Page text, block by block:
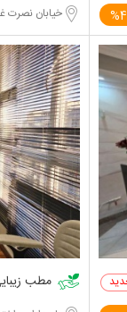
خیابان نصرت
مطب